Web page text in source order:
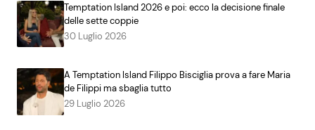
Temptation Island 2026 e poi: ecco la decisione finale
delle sette coppie
30 Luglio 2026
A Temptation Island Filippo Bisciglia prova a fare Maria
de Filippi ma sbaglia tutto
29 Luglio 2026